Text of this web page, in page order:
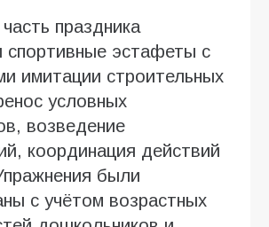
праздника
спортивные эстафеты с
имитации строительных
условных
возведение
координация действий
были
с учётом возрастных